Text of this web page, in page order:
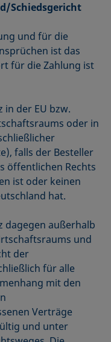
Schiedsgericht
und für die
ist das
für die Zahlung ist
in der EU bzw.
oder in
falls der Besteller
öffentlichen Rechts
ist oder keinen
hat.
dagegen außerhalb
und
der
für alle
mit den
Verträge
und unter